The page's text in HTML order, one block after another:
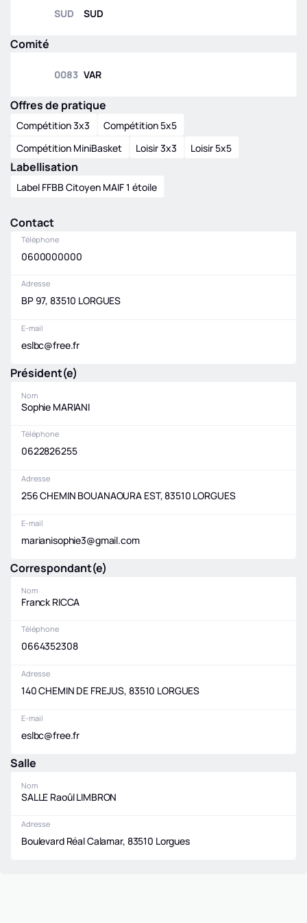
SUD | RM3
A
masculine U13
SUD | RMU13
C
Départementale
masculine
seniors - Division
0083 | DM2 |
POULE
SUD SUD
Comité
0083 VAR
Offres de pratique
Compétition 3x3
Compétition 5x5
Compétition MiniBasket
Loisir 3x3 Loisir 5x5
Labellisation
Label FFBB Citoyen MAIF 1 étoile
Contact
Téléphone
0600000000
Adresse
BP 97, 83510 LORGUES
E-mail
eslbc@free.fr
Président(e)
Nom
Sophie MARIANI
Téléphone
0622826255
Adresse
256 CHEMIN BOUANAOURA EST, 83510 LORGUES
E-mail
marianisophie3@gmail.com
Correspondant(e)
Nom
Franck RICCA
Téléphone
0664352308
Adresse
140 CHEMIN DE FREJUS, 83510 LORGUES
E-mail
eslbc@free.fr
Salle
Nom
SALLE Raoûl LIMBRON
Adresse
Boulevard Réal Calamar, 83510 Lorgues